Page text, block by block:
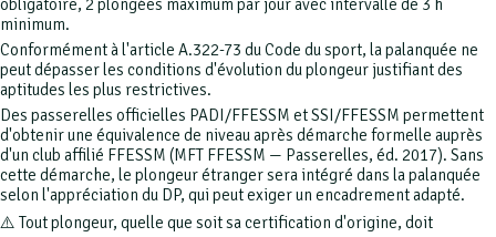
obligatoire, 2 plongées maximum par jour avec intervalle de 3 h
minimum.
Conformément à l'article A.322-73 du Code du sport, la palanquée ne
peut dépasser les conditions d'évolution du plongeur justifiant des
aptitudes les plus restrictives.
Des passerelles officielles PADI/FFESSM et SSI/FFESSM permettent
d'obtenir une équivalence de niveau après démarche formelle auprès
d'un club affilié FFESSM (MFT FFESSM — Passerelles, éd. 2017). Sans
cette démarche, le plongeur étranger sera intégré dans la palanquée
selon l'appréciation du DP, qui peut exiger un encadrement adapté.
⚠️ Tout plongeur, quelle que soit sa certification d'origine, doit